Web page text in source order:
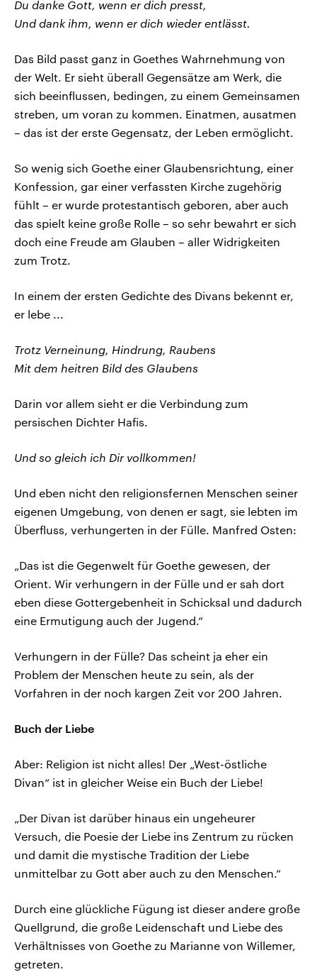
Du danke Gott, wenn er dich presst,
Und dank ihm, wenn er dich wieder entlässt.
Das Bild passt ganz in Goethes Wahrnehmung von
der Welt. Er sieht überall Gegensätze am Werk, die
sich beeinflussen, bedingen, zu einem Gemeinsamen
streben, um voran zu kommen. Einatmen, ausatmen
– das ist der erste Gegensatz, der Leben ermöglicht.
So wenig sich Goethe einer Glaubensrichtung, einer
Konfession, gar einer verfassten Kirche zugehörig
fühlt – er wurde protestantisch geboren, aber auch
das spielt keine große Rolle – so sehr bewahrt er sich
doch eine Freude am Glauben – aller Widrigkeiten
zum Trotz.
In einem der ersten Gedichte des Divans bekennt er,
er lebe ...
Trotz Verneinung, Hindrung, Raubens
Mit dem heitren Bild des Glaubens
Darin vor allem sieht er die Verbindung zum
persischen Dichter Hafis.
Und so gleich ich Dir vollkommen!
Und eben nicht den religionsfernen Menschen seiner
eigenen Umgebung, von denen er sagt, sie lebten im
Überfluss, verhungerten in der Fülle. Manfred Osten:
„Das ist die Gegenwelt für Goethe gewesen, der
Orient. Wir verhungern in der Fülle und er sah dort
eben diese Gottergebenheit in Schicksal und dadurch
eine Ermutigung auch der Jugend.“
Verhungern in der Fülle? Das scheint ja eher ein
Problem der Menschen heute zu sein, als der
Vorfahren in der noch kargen Zeit vor 200 Jahren.
Buch der Liebe
Aber: Religion ist nicht alles! Der „West-östliche
Divan“ ist in gleicher Weise ein Buch der Liebe!
„Der Divan ist darüber hinaus ein ungeheurer
Versuch, die Poesie der Liebe ins Zentrum zu rücken
und damit die mystische Tradition der Liebe
unmittelbar zu Gott aber auch zu den Menschen.“
Durch eine glückliche Fügung ist dieser andere große
Quellgrund, die große Leidenschaft und Liebe des
Verhältnisses von Goethe zu Marianne von Willemer,
getreten.